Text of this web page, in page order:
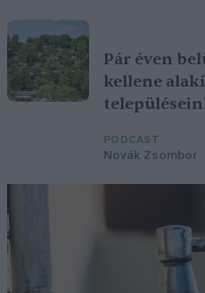
Pár éven
kellene
PODCAST
Novák Zsombor